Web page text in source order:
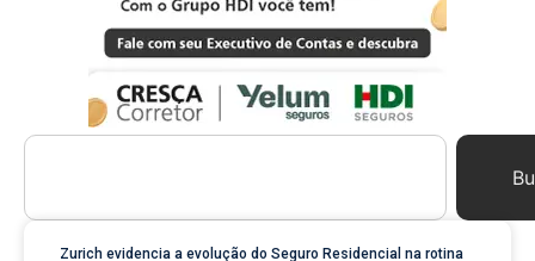
Zurich evidencia a evolução do Seguro Residencial na rotina